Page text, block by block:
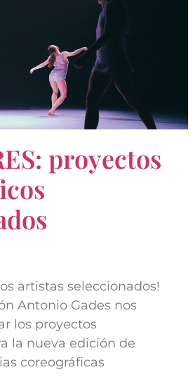
proyectos
artistas seleccionados!
Antonio Gades nos
los proyectos
la nueva edición de
coreográficas